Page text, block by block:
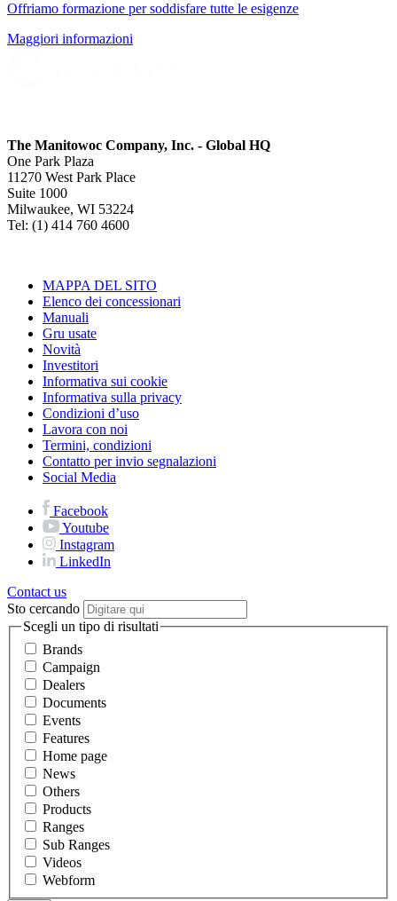
Offriamo formazione per soddisfare tutte le esigenze
Maggiori informazioni
The Manitowoc Company, Inc. - Global HQ
One Park Plaza
11270 West Park Place
Suite 1000
Milwaukee, WI 53224
Tel: (1) 414 760 4600
MAPPA DEL SITO
Elenco dei concessionari
Manuali
Gru usate
Novità
Investitori
Informativa sui cookie
Informativa sulla privacy
Condizioni d’uso
Lavora con noi
Termini, condizioni
Contatto per invio segnalazioni
Social Media
Facebook
Youtube
Instagram
LinkedIn
Contact us
Sto cercando
Scegli un tipo di risultati
Brands
Campaign
Dealers
Documents
Events
Features
Home page
News
Others
Products
Ranges
Sub Ranges
Videos
Webform